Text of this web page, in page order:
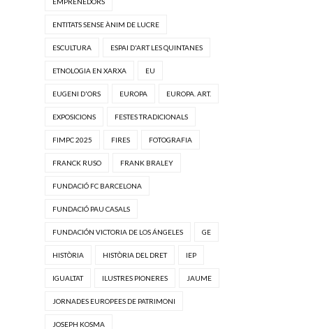
ENTITATS SENSE ÀNIM DE LUCRE
ESCULTURA ESPAI D'ART LES QUINTANES
ETNOLOGIA EN XARXA EU
EUGENI D'ORS EUROPA EUROPA. ART.
EXPOSICIONS FESTES TRADICIONALS
FIMPC 2025 FIRES FOTOGRAFIA
FRANCK RUSO FRANK BRALEY
FUNDACIÓ FC BARCELONA
FUNDACIÓ PAU CASALS
FUNDACIÓN VICTORIA DE LOS ÁNGELES GE
HISTÒRIA HISTÒRIA DEL DRET IEP
IGUALTAT ILUSTRES PIONERES JAUME
JORNADES EUROPEES DE PATRIMONI
JOSEPH KOSMA